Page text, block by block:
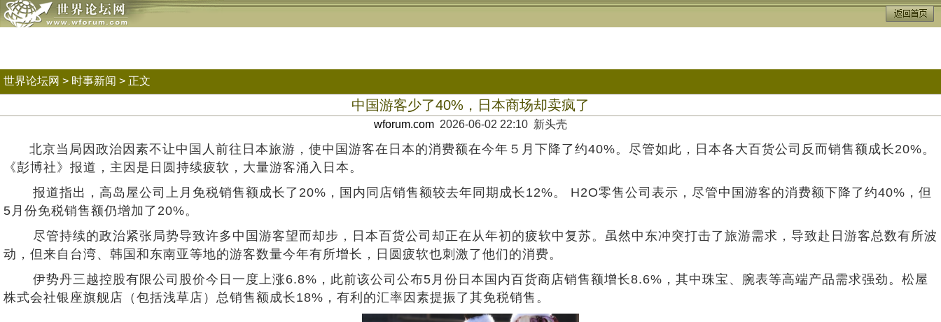
世界论坛网 > 时事新闻 > 正文
中国游客少了40%，日本商场却卖疯了
wforum.com 2026-06-02 22:10 新头壳
北京当局因政治因素不让中国人前往日本旅游，使中国游客在日本的消费额在今年５月下降了约40%。尽管如此，日本各大百货公司反而销售额成长20%。
《彭博社》报道，主因是日圆持续疲软，大量游客涌入日本。
报道指出，高岛屋公司上月免税销售额成长了20%，国内同店销售额较去年同期成长12%。 H2O零售公司表示，尽管中国游客的消费额下降了约40%，但
5月份免税销售额仍增加了20%。
尽管持续的政治紧张局势导致许多中国游客望而却步，日本百货公司却正在从年初的疲软中复苏。虽然中东冲突打击了旅游需求，导致赴日游客总数有所波
动，但来自台湾、韩国和东南亚等地的游客数量今年有所增长，日圆疲软也刺激了他们的消费。
伊势丹三越控股有限公司股价今日一度上涨6.8%，此前该公司公布5月份日本国内百货商店销售额增长8.6%，其中珠宝、腕表等高端产品需求强劲。松屋
株式会社银座旗舰店（包括浅草店）总销售额成长18%，有利的汇率因素提振了其免税销售。